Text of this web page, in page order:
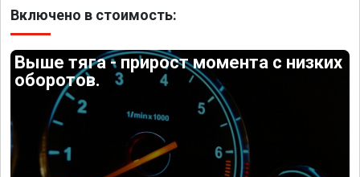
Включено в стоимость:
Выше тяга - прирост момента с низких
оборотов.